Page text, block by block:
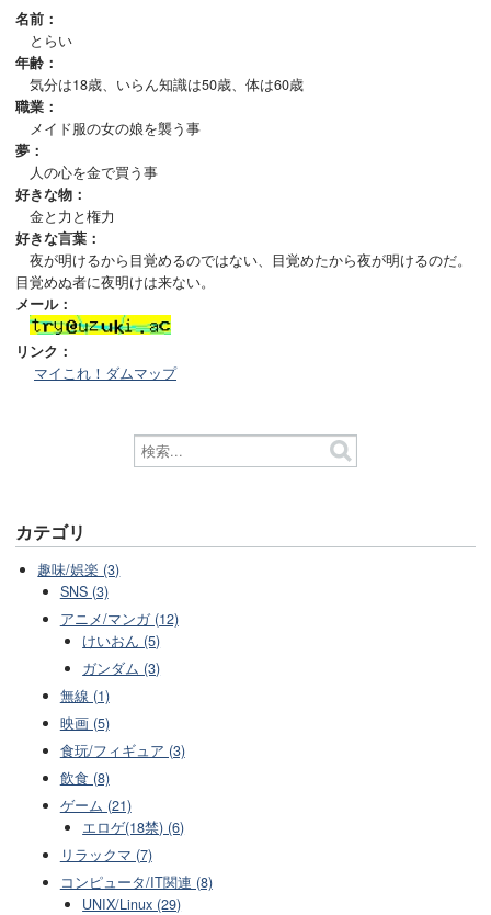
名前：
とらい
年齢：
気分は18歳、いらん知識は50歳、体は60歳
職業：
メイド服の女の娘を襲う事
夢：
人の心を金で買う事
好きな物：
金と力と権力
好きな言葉：
夜が明けるから目覚めるのではない、目覚めたから夜が明けるのだ。
目覚めぬ者に夜明けは来ない。
メール：
リンク：
マイこれ！ダムマップ
カテゴリ
趣味/娯楽 (3)
SNS (3)
アニメ/マンガ (12)
けいおん (5)
ガンダム (3)
無線 (1)
映画 (5)
食玩/フィギュア (3)
飲食 (8)
ゲーム (21)
エロゲ(18禁) (6)
リラックマ (7)
コンピュータ/IT関連 (8)
UNIX/Linux (29)